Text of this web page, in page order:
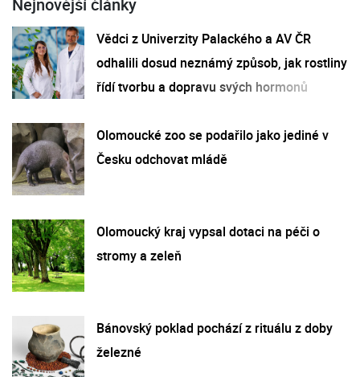
Vědci z Univerzity Palackého a AV ČR
odhalili dosud neznámý způsob, jak rostliny
řídí tvorbu a dopravu svých hormonů
Olomoucké zoo se podařilo jako jediné v
Česku odchovat mládě
Olomoucký kraj vypsal dotaci na péči o
stromy a zeleň
Bánovský poklad pochází z rituálu z doby
železné